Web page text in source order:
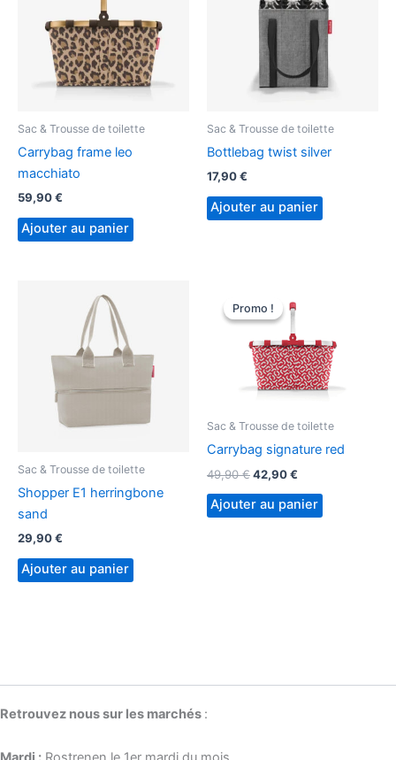
Sac & Trousse de toilette
Carrybag frame leo
macchiato
59,90€
Ajouter au panier
Sac & Trousse de toilette
Bottlebag twist silver
17,90€
Ajouter au panier
Sac & Trousse de toilette
Shopper E1 herringbone
sand
29,90€
Ajouter au panier
Promo !
Promo !
Sac & Trousse de toilette
Carrybag signature red
49,90€Le
initial
était :
42,90€
actuel
est :
Ajouter au panier
Retrouvez nous sur les marchés :